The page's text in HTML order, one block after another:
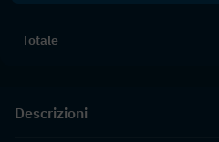
Totale
Descrizioni